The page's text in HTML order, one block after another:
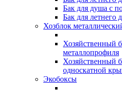
Бак для душа с
Бак для летнего
Хозблок
Хозяйственный
металлопрофиля
Хозяйственный
односкатной
Экобоксы